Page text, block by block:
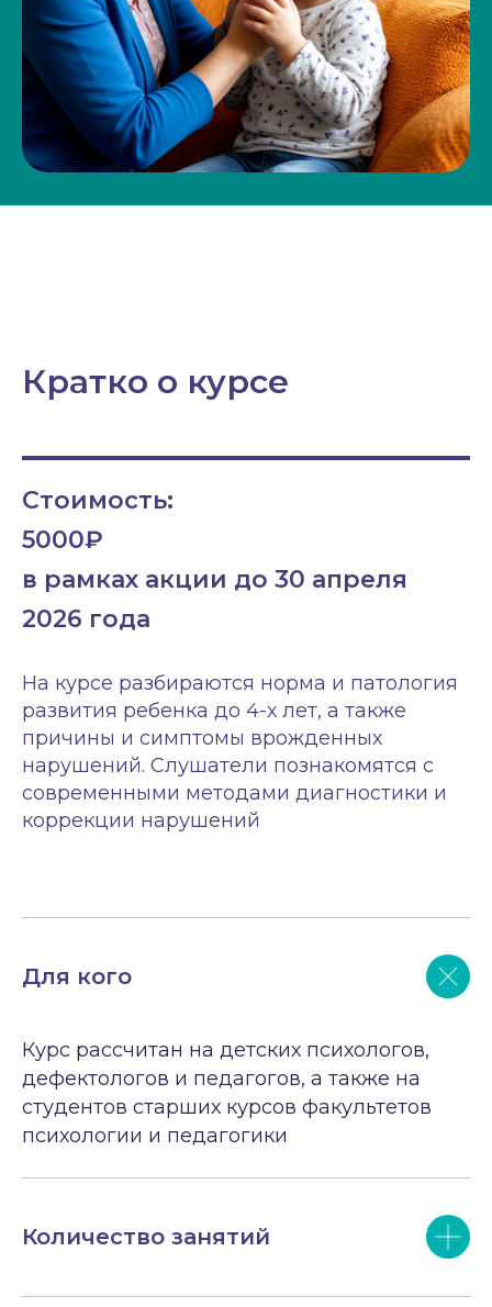
Кратко о курсе
Стоимость:
5000₽
в рамках акции до 30 апреля
2026 года
На курсе разбираются норма и патология
развития ребенка до 4-х лет, а также
причины и симптомы врожденных
нарушений. Слушатели познакомятся с
современными методами диагностики и
коррекции нарушений
Для кого
Курс рассчитан на детских психологов,
дефектологов и педагогов, а также на
студентов старших курсов факультетов
психологии и педагогики
Количество занятий